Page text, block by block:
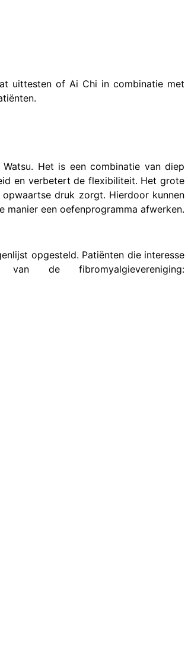
uittesten of Ai Chi in combinatie met
Het is een combinatie van diep
en verbetert de flexibiliteit. Het grote
druk zorgt. Hierdoor kunnen
een oefenprogramma afwerken.
opgesteld. Patiënten die interesse
de fibromyalgievereniging: